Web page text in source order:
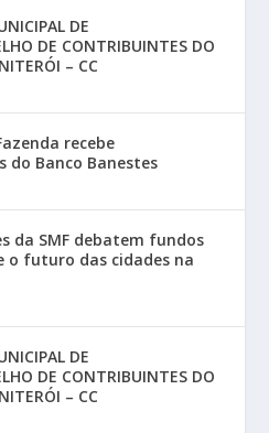
DE
DE CONTRIBUINTES DO
– CC
recebe
do Banco Banestes
da SMF debatem fundos
o futuro das cidades na
DE
DE CONTRIBUINTES DO
– CC